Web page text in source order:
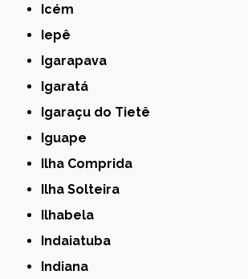
Icém
Iepê
Igarapava
Igaratá
Igaraçu do Tietê
Iguape
Ilha Comprida
Ilha Solteira
Ilhabela
Indaiatuba
Indiana